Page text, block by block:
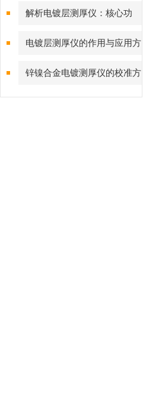
密协作的科技密码
解析电镀层测厚仪：核心功
能、行业应用与技术亮点
电镀层测厚仪的作用与应用方
向分析
锌镍合金电镀测厚仪的校准方
法与重要性